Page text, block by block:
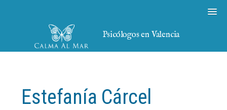
Psicólogos en Valencia
Estefanía Cárcel